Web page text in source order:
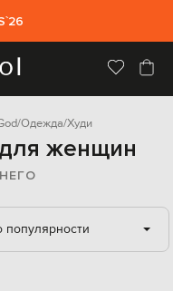
Одежда Худи
женщин
популярности